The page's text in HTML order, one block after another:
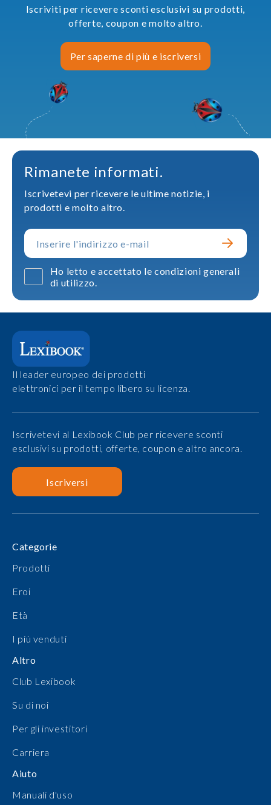
Iscriviti per ricevere sconti esclusivi su prodotti,
offerte, coupon e molto altro.
Per saperne di più e iscriversi
Rimanete informati.
Iscrivetevi per ricevere le ultime notizie, i
prodotti e molto altro.
Ho letto e accettato le condizioni generali
di utilizzo.
Il leader europeo dei prodotti
elettronici per il tempo libero su licenza.
Iscrivetevi al Lexibook Club per ricevere sconti
esclusivi su prodotti, offerte, coupon e altro ancora.
Iscriversi
Categorie
Prodotti
Eroi
Età
I più venduti
Altro
Club Lexibook
Su di noi
Per gli investitori
Carriera
Aiuto
Manuali d'uso